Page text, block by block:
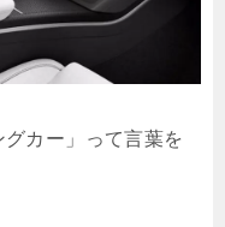
カー」って言葉を